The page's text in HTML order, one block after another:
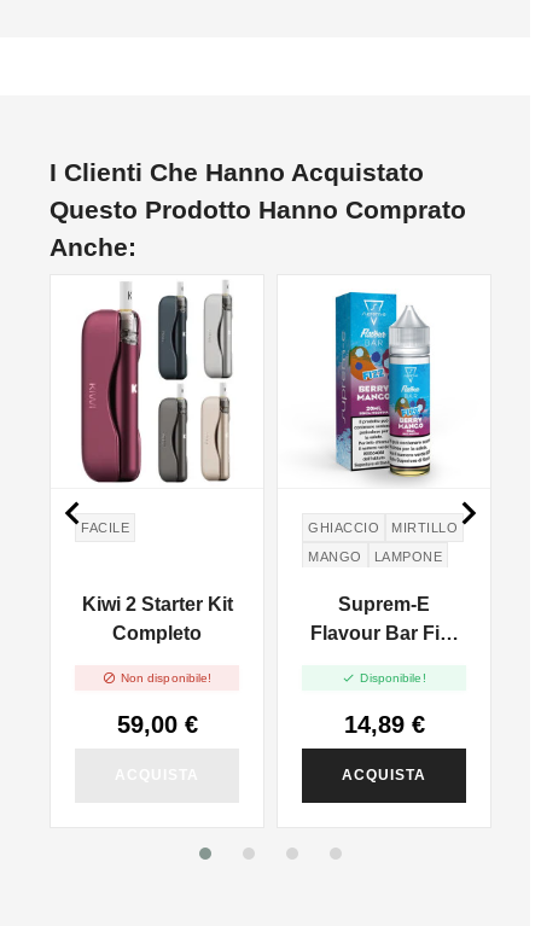
I Clienti Che Hanno Acquistato
Questo Prodotto Hanno Comprato
Anche:
FACILE
Kiwi 2 Starter Kit
Completo
 Non disponibile!
59,00 €
NON DISPONIBILE
GHIACCIO
MIRTILLO
MANGO
LAMPONE
Suprem-E
Flavour Bar Fizz
Mix And Vape -
20ml
 Disponibile!
14,89 €
ACQUISTA
 